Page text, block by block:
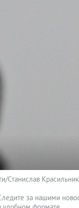
Станислав
за нашими